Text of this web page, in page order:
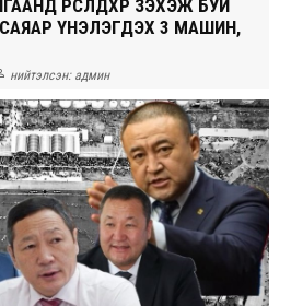
ӨРСӨЛДӨХӨӨР ЗЭХЭЖ БУЙ
ҮНЭЛЭГДЭХ 3 МАШИН,
нийтэлсэн: админ